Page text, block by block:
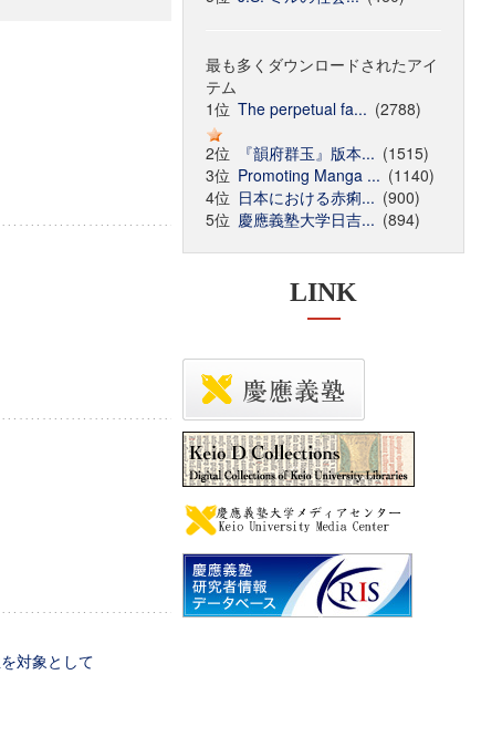
対象として
最も多くダウンロードされたアイ
テム
1位 The perpetual fa... (2788)
2位
『韻府群玉』版本... (1515)
3位 Promoting Manga ... (1140)
4位 日本における赤痢... (900)
5位 慶應義塾大学日吉... (894)
LINK